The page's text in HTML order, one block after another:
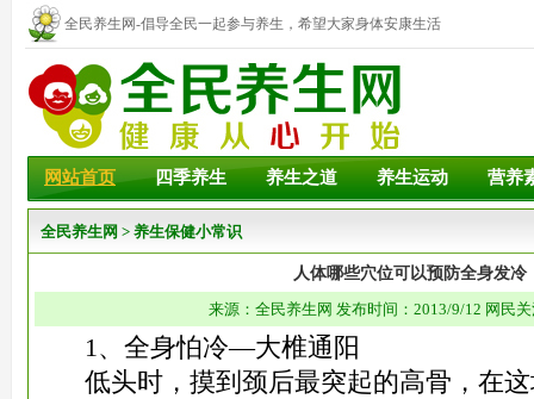
全民养生网-倡导全民一起参与养生，希望大家身体安康生活
幸福！
网站首页 四季养生 养生之道 养生运动 营养
全民养生网 > 养生保健小常识
人体哪些穴位可以预防全身发冷
来源：全民养生网 发布时间：2013/9/12 网民
1、全身怕冷—大椎通阳
低头时，摸到颈后最突起的高骨，在这